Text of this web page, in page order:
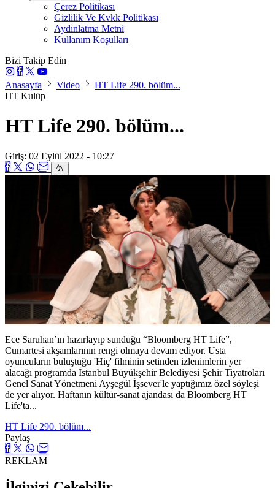
Çerez Politikası
Gizlilik Ve Kvkk Politikası
Aydınlatma Metni
Kullanım Koşulları
Bizi Takip Edin
Anasayfa Video
HT Life 290. bölüm...
HT Kulüp
HT Life 290. bölüm...
Giriş: 02 Eylül 2022 - 10:27
Videoyu
Oynat
Ece Saruhan’ın hazırlayıp sunduğu “Bloomberg HT Life”,
Cumartesi akşamlarının rengi olmaya devam ediyor. Usta
oyuncuların buluştuğu 'Hiç' filminin setinden izlenimlerin yer
alacağı programda İstanbul Büyükşehir Belediyesi Şehir Tiyatroları
Genel Sanat Yönetmeni Ayşegül İşsever'le yaptığımız özel söyleşi
de yer alıyor. Haftanın kültür-sanat ajandası da Bloomberg HT
Life'ta...
HT Life 290. bölüm...
Paylaş
REKLAM